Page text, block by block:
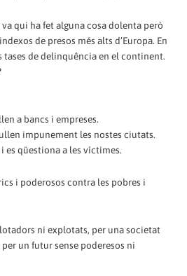
qui ha fet alguna cosa dolenta però
de presos més alts d’Europa. En
tases de delinquência en el continent.
a bancs i empreses.
impunement les nostes ciutats.
es qüestiona a les víctimes.
i poderosos contra les pobres i
ni explotats, per una societat
un futur sense poderesos ni